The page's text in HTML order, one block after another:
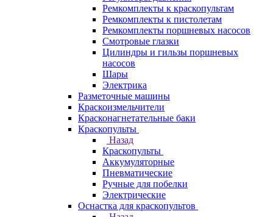
Ремкомплекты к краскопультам
Ремкомплекты к пистолетам
Ремкомплекты поршневых насосов
Смотровые глазки
Цилиндры и гильзы поршневых
насосов
Шары
Электрика
Разметочные машины
Краскоизмельчители
Красконагнетательные баки
Краскопульты
Назад
Краскопульты
Аккумуляторные
Пневматические
Ручные для побелки
Электрические
Оснастка для краскопультов